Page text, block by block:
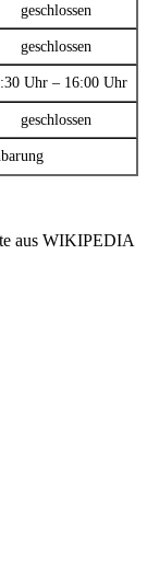
geschlossen
geschlossen
Uhr – 16:00 Uhr
geschlossen